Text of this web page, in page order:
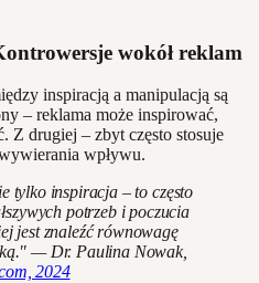
wokół reklam
inspiracją a manipulacją są
– reklama może inspirować,
Z drugiej – zbyt często stosuje
wpływu.
tylko inspiracja – to często
potrzeb i poczucia
jest znaleźć równowagę
— Dr. Paulina Nowak,
2024